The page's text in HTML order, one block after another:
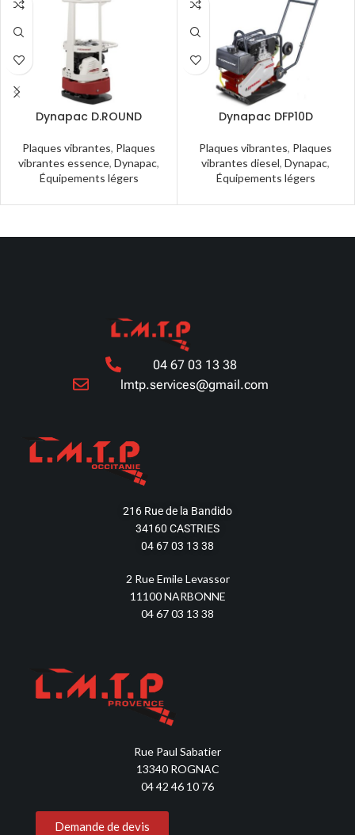
Dynapac D.ROUND
Plaques vibrantes, Plaques
vibrantes essence, Dynapac,
Équipements légers
Dynapac DFP10D
Plaques vibrantes, Plaques
vibrantes diesel, Dynapac,
Équipements légers
04 67 03 13 38
lmtp.services@gmail.com
216 Rue de la Bandido
34160 CASTRIES
04 67 03 13 38
2 Rue Emile Levassor
11100 NARBONNE
04 67 03 13 38
Rue Paul Sabatier
13340 ROGNAC
04 42 46 10 76
Demande de devis